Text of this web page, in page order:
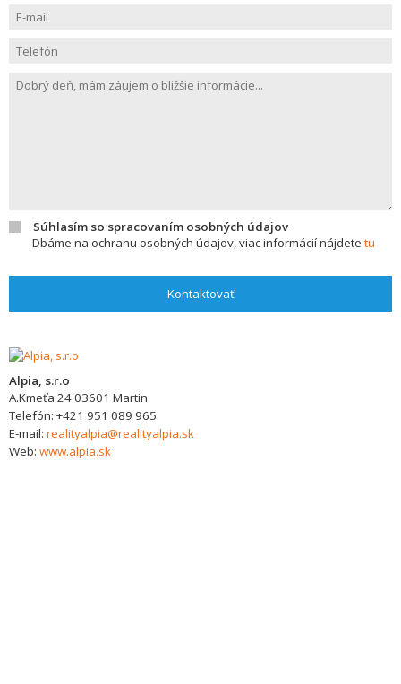
Súhlasím so spracovaním osobných údajov
Dbáme na ochranu osobných údajov, viac informácií nájdete tu
Kontaktovať
Alpia, s.r.o
A.Kmeťa 2403601 Martin
Telefón: +421 951 089 965
E-mail: realityalpia@realityalpia.sk
Web: www.alpia.sk